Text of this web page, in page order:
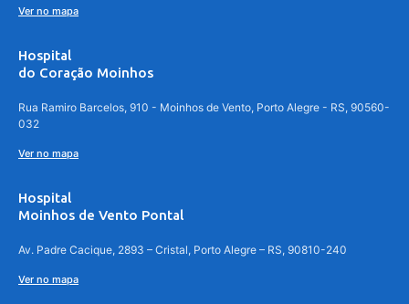
Ver no mapa
Hospital
do Coração Moinhos
Rua Ramiro Barcelos, 910 - Moinhos de Vento, Porto Alegre - RS, 90560-
032
Ver no mapa
Hospital
Moinhos de Vento Pontal
Av. Padre Cacique, 2893 – Cristal, Porto Alegre – RS, 90810-240
Ver no mapa